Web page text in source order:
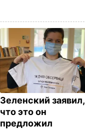
Зеленский заявил,
что это он
предложил